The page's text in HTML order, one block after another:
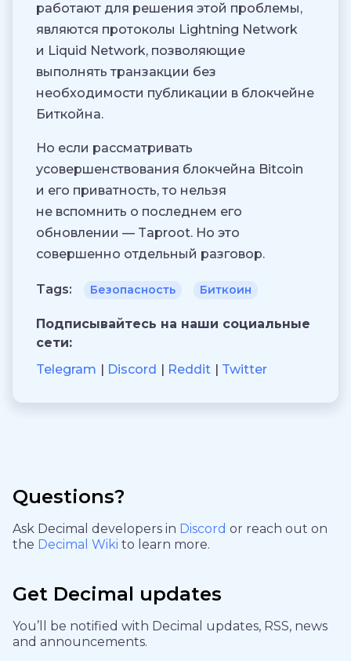
работают для решения этой проблемы,
являются протоколы Lightning Network
и Liquid Network, позволяющие
выполнять транзакции без
необходимости публикации в блокчейне
Биткойна.
Но если рассматривать
усовершенствования блокчейна Bitcoin
и его приватность, то нельзя
не вспомнить о последнем его
обновлении — Taproot. Но это
совершенно отдельный разговор.
Tags: Безопасность Биткоин
Подписывайтесь на наши социальные
сети:
Telegram
Discord Reddit Twitter
Questions?
Ask Decimal developers in Discord or reach out on
the Decimal Wiki to learn more.
Get Decimal updates
You’ll be notified with Decimal updates, RSS, news
and announcements.